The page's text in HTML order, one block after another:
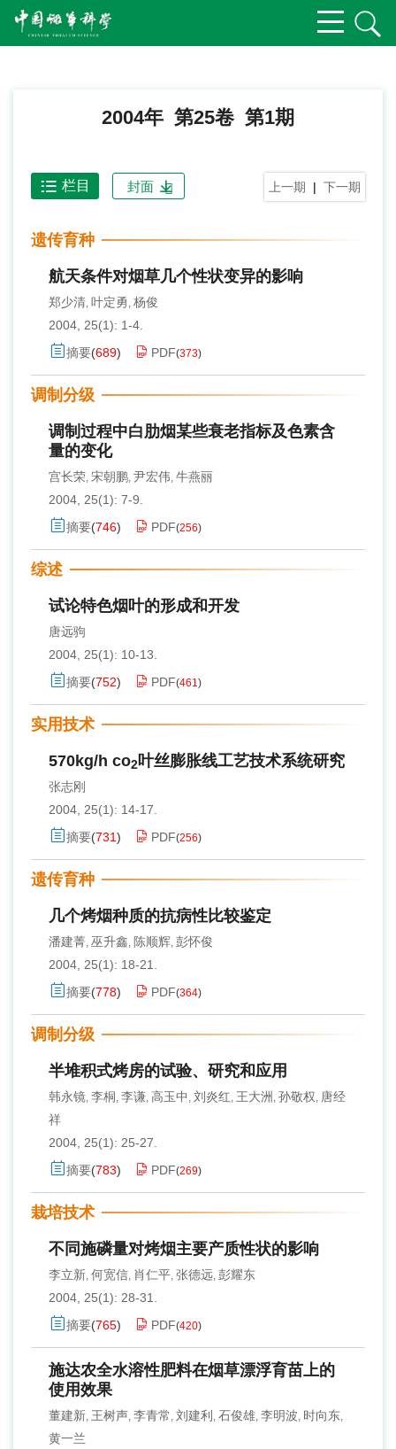
2004年 第25卷 第1期
上一期 | 下一期
栏目 封面
遗传育种
航天条件对烟草几个性状变异的影响
郑少清, 叶定勇 , 杨俊
2004, 25(1): 1-4.
摘要(689) PDF(373)
调制分级
调制过程中白肋烟某些衰老指标及色素含
量的变化
宫长荣, 宋朝鹏, 尹宏伟, 牛燕丽
2004, 25(1): 7-9.
摘要(746) PDF(256)
综述
试论特色烟叶的形成和开发
唐远驹
2004, 25(1): 10-13.
摘要(752) PDF(461)
实用技术
570kg/h co2叶丝膨胀线工艺技术系统研究
张志刚
2004, 25(1): 14-17.
摘要(731) PDF(256)
遗传育种
几个烤烟种质的抗病性比较鉴定
潘建菁, 巫升鑫, 陈顺辉, 彭怀俊
2004, 25(1): 18-21.
摘要(778) PDF(364)
调制分级
半堆积式烤房的试验、研究和应用
韩永镜, 李桐, 李谦, 高玉中 , 刘炎红, 王大洲 , 孙敬权, 唐经
祥
2004, 25(1): 25-27.
摘要(783) PDF(269)
栽培技术
不同施磷量对烤烟主要产质性状的影响
李立新, 何宽信, 肖仁平, 张德远, 彭耀东
2004, 25(1): 28-31.
摘要(765) PDF(420)
施达农全水溶性肥料在烟草漂浮育苗上的
使用效果
董建新, 王树声, 李青常 , 刘建利 , 石俊雄, 李明波, 时向东,
黄一兰